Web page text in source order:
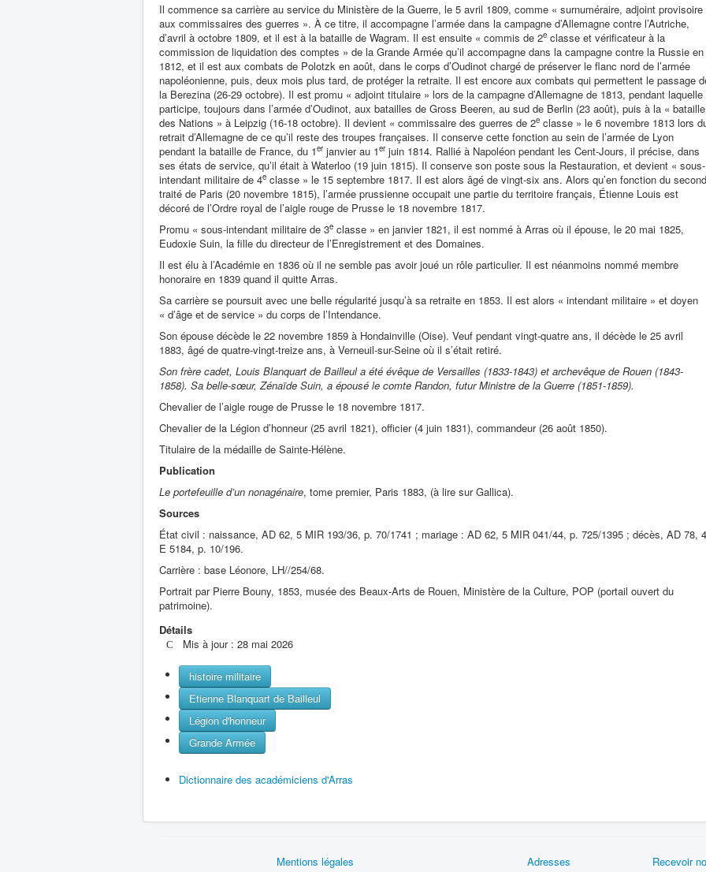
Il commence sa carrière au service du Ministère de la Guerre, le 5 avril 1809, comme « surnuméraire, adjoint provisoire
aux commissaires des guerres ». À ce titre, il accompagne l’armée dans la campagne d’Allemagne contre l’Autriche,
d’avril à octobre 1809, et il est à la bataille de Wagram. Il est ensuite « commis de 2e classe et vérificateur à la
commission de liquidation des comptes » de la Grande Armée qu’il accompagne dans la campagne contre la Russie en
1812, et il est aux combats de Polotzk en août, dans le corps d’Oudinot chargé de préserver le flanc nord de l’armée
napoléonienne, puis, deux mois plus tard, de protéger la retraite. Il est encore aux combats qui permettent le passage
la Berezina (26-29 octobre). Il est promu « adjoint titulaire » lors de la campagne d’Allemagne de 1813, pendant laquelle
participe, toujours dans l’armée d’Oudinot, aux batailles de Gross Beeren, au sud de Berlin (23 août), puis à la « bataille
des Nations » à Leipzig (16-18 octobre). Il devient « commissaire des guerres de 2e classe » le 6 novembre 1813 lors
retrait d’Allemagne de ce qu’il reste des troupes françaises. Il conserve cette fonction au sein de l’armée de Lyon
pendant la bataille de France, du 1er janvier au 1er juin 1814. Rallié à Napoléon pendant les Cent-Jours, il précise, dans
ses états de service, qu’il était à Waterloo (19 juin 1815). Il conserve son poste sous la Restauration, et devient « sous-
intendant militaire de 4e classe » le 15 septembre 1817. Il est alors âgé de vingt-six ans. Alors qu’en fonction du second
traité de Paris (20 novembre 1815), l’armée prussienne occupait une partie du territoire français, Étienne Louis est
décoré de l’Ordre royal de l’aigle rouge de Prusse le 18 novembre 1817.
Promu « sous-intendant militaire de 3e classe » en janvier 1821, il est nommé à Arras où il épouse, le 20 mai 1825,
Eudoxie Suin, la fille du directeur de l’Enregistrement et des Domaines.
Il est élu à l’Académie en 1836 où il ne semble pas avoir joué un rôle particulier. Il est néanmoins nommé membre
honoraire en 1839 quand il quitte Arras.
Sa carrière se poursuit avec une belle régularité jusqu’à sa retraite en 1853. Il est alors « intendant militaire » et doyen
« d’âge et de service » du corps de l’Intendance.
Son épouse décède le 22 novembre 1859 à Hondainville (Oise). Veuf pendant vingt-quatre ans, il décède le 25 avril
1883, âgé de quatre-vingt-treize ans, à Verneuil-sur-Seine où il s’était retiré.
Son frère cadet, Louis Blanquart de Bailleul a été évêque de Versailles (1833-1843) et archevêque de Rouen (1843-
1858). Sa belle-sœur, Zénaïde Suin, a épousé le comte Randon, futur Ministre de la Guerre (1851-1859).
Chevalier de l’aigle rouge de Prusse le 18 novembre 1817.
Chevalier de la Légion d’honneur (25 avril 1821), officier (4 juin 1831), commandeur (26 août 1850).
Titulaire de la médaille de Sainte-Hélène.
Publication
Le portefeuille d’un nonagénaire, tome premier, Paris 1883, (à lire sur Gallica).
Sources
État civil : naissance, AD 62, 5 MIR 193/36, p. 70/1741 ; mariage : AD 62, 5 MIR 041/44, p. 725/1395 ; décès, AD 78, 4
E 5184, p. 10/196.
Carrière : base Léonore, LH//254/68.
Portrait par Pierre Bouny, 1853, musée des Beaux-Arts de Rouen, Ministère de la Culture, POP (portail ouvert du
patrimoine).
Détails
Mis à jour : 28 mai 2026
histoire militaire
Etienne Blanquart de Bailleul
Légion d'honneur
Grande Armée
Dictionnaire des académiciens d'Arras
Mentions légales Adresses Recevoir